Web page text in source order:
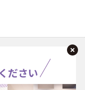
ださい